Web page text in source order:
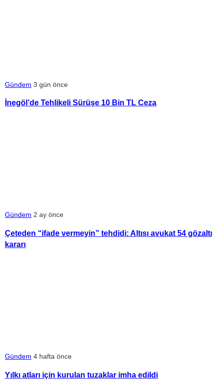
Gündem 3 gün önce
İnegöl’de Tehlikeli Sürüşe 10 Bin TL Ceza
Gündem 2 ay önce
Çeteden “ifade vermeyin” tehdidi: Altısı avukat 54 gözaltı
kararı
Gündem 4 hafta önce
Yılkı atları için kurulan tuzaklar imha edildi